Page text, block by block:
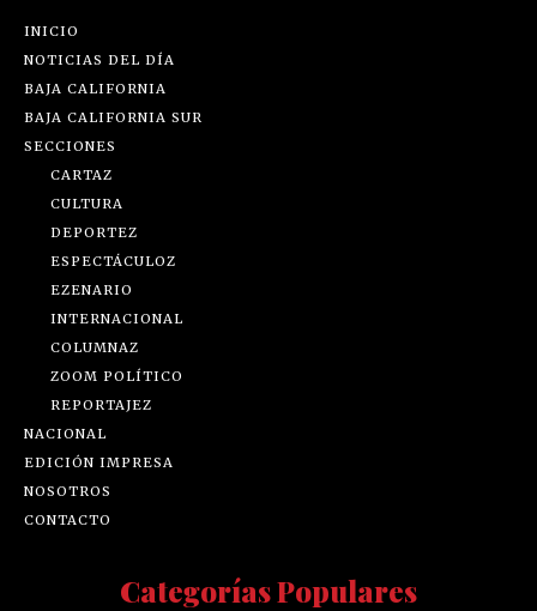
INICIO
NOTICIAS DEL DÍA
BAJA CALIFORNIA
BAJA CALIFORNIA SUR
SECCIONES
CARTAZ
CULTURA
DEPORTEZ
ESPECTÁCULOZ
EZENARIO
INTERNACIONAL
COLUMNAZ
ZOOM POLÍTICO
REPORTAJEZ
NACIONAL
EDICIÓN IMPRESA
NOSOTROS
CONTACTO
Categorías Populares